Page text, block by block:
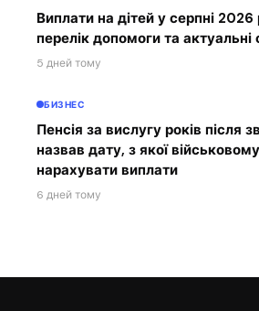
Виплати на дітей у серпні
перелік допомоги та актуальні
5 дней тому
БИЗНЕС
Пенсія за вислугу років після
назвав дату, з якої
нарахувати виплати
6 дней тому